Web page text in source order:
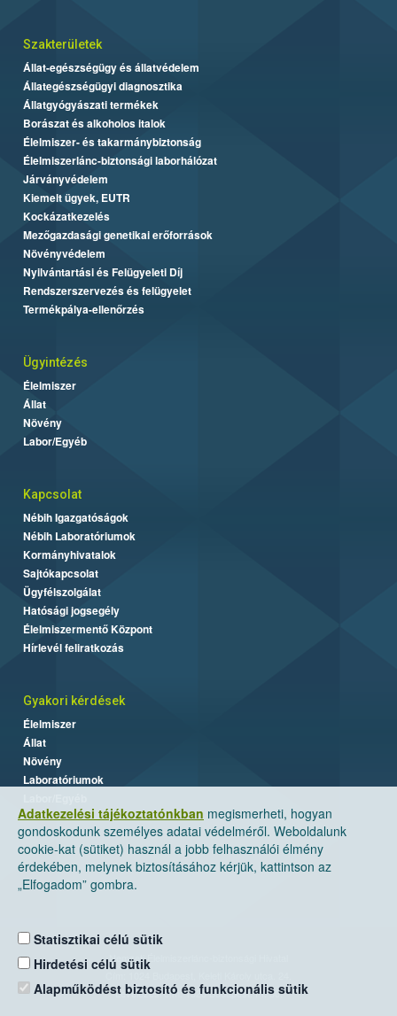
Adatkezelési tájékoztatónkban megismerheti, hogyan
gondoskodunk személyes adatai védelméről. Weboldalunk
cookie-kat (sütiket) használ a jobb felhasználói élmény
érdekében, melynek biztosításához kérjük, kattintson az
„Elfogadom” gombra.
Statisztikai célú sütik
Hirdetési célú sütik
Alapműködést biztosító és funkcionális sütik
Szakterületek
Állat-egészségügy és állatvédelem
Állategészségügyi diagnosztika
Állatgyógyászati termékek
Borászat és alkoholos italok
Élelmiszer- és takarmánybiztonság
Élelmiszerlánc-biztonsági laborhálózat
Járványvédelem
Kiemelt ügyek, EUTR
Kockázatkezelés
Mezőgazdasági genetikai erőforrások
Növényvédelem
Nyilvántartási és Felügyeleti Díj
Rendszerszervezés és felügyelet
Termékpálya-ellenőrzés
Ügyintézés
Élelmiszer
Állat
Növény
Labor/Egyéb
Kapcsolat
Nébih Igazgatóságok
Nébih Laboratóriumok
Kormányhivatalok
Sajtókapcsolat
Ügyfélszolgálat
Hatósági jogsegély
Élelmiszermentő Központ
Hírlevél feliratkozás
Gyakori kérdések
Élelmiszer
Állat
Növény
Laboratóriumok
Nemzeti Élelmiszerlánc-biztonsági Hivatal
Levelezési cím: 1525 Budapest. Pf. 30.